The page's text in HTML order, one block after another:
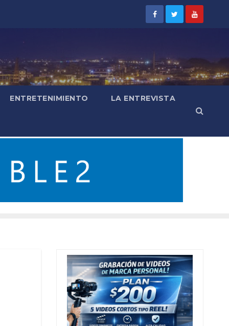
ENTRETENIMIENTO LA ENTREVISTA